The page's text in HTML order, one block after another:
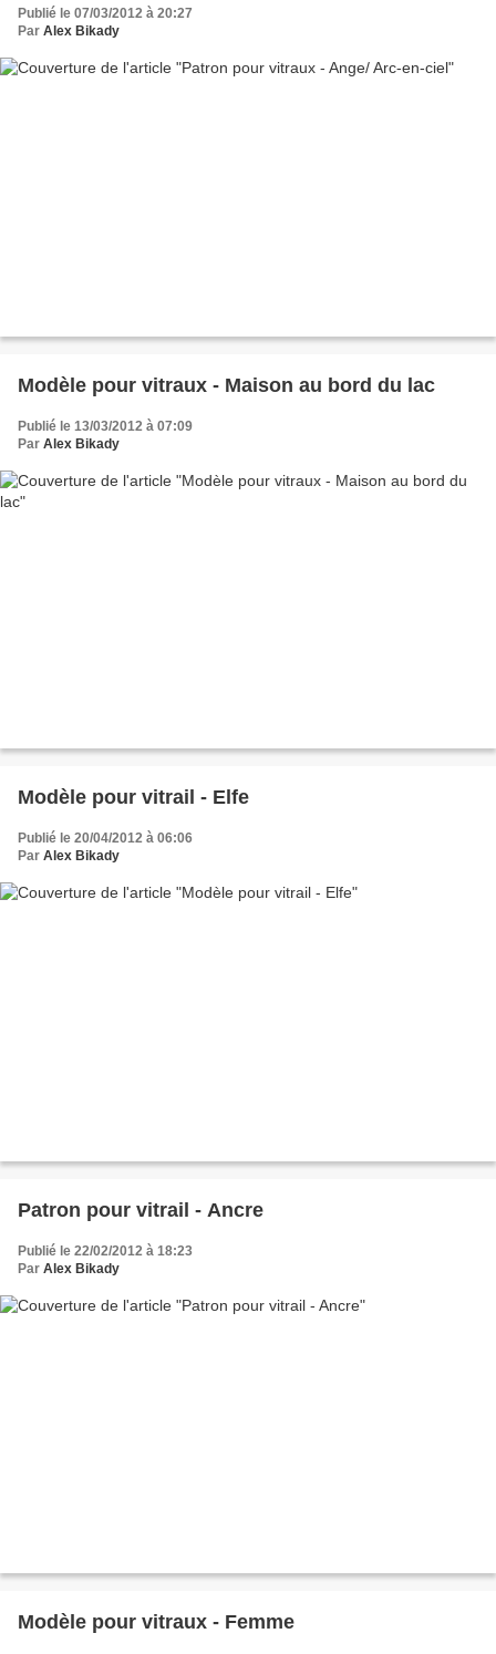
Publié le 07/03/2012 à 20:27
Par Alex Bikady
Modèle pour vitraux - Maison au bord du lac
Publié le 13/03/2012 à 07:09
Par Alex Bikady
Modèle pour vitrail - Elfe
Publié le 20/04/2012 à 06:06
Par Alex Bikady
Patron pour vitrail - Ancre
Publié le 22/02/2012 à 18:23
Par Alex Bikady
Modèle pour vitraux - Femme